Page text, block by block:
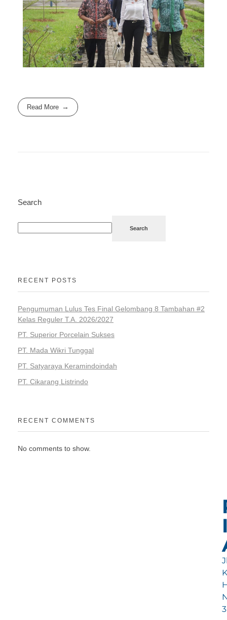
Read More
Search
Search
RECENT POSTS
Pengumuman Lulus Tes Final Gelombang 8 Tambahan #2
Kelas Reguler T.A. 2026/2027
PT. Superior Porcelain Sukses
PT. Mada Wikri Tunggal
PT. Satyaraya Keramindoindah
PT. Cikarang Listrindo
RECENT COMMENTS
No comments to show.
3